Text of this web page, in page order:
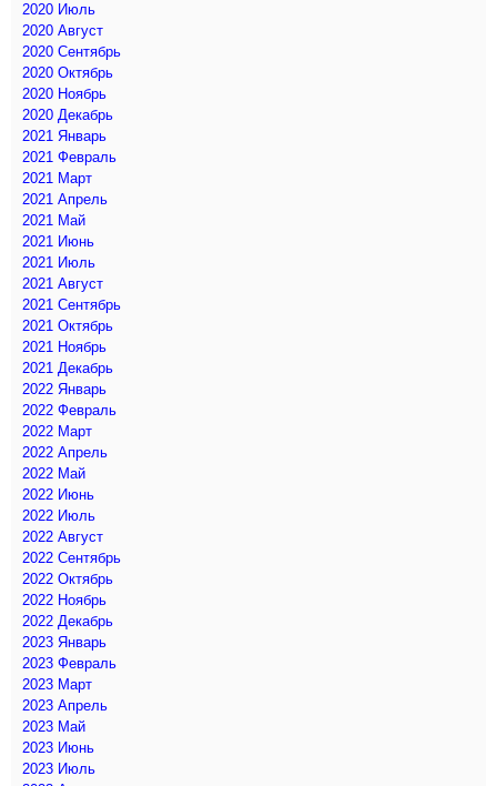
2020 Июль
2020 Август
2020 Сентябрь
2020 Октябрь
2020 Ноябрь
2020 Декабрь
2021 Январь
2021 Февраль
2021 Март
2021 Апрель
2021 Май
2021 Июнь
2021 Июль
2021 Август
2021 Сентябрь
2021 Октябрь
2021 Ноябрь
2021 Декабрь
2022 Январь
2022 Февраль
2022 Март
2022 Апрель
2022 Май
2022 Июнь
2022 Июль
2022 Август
2022 Сентябрь
2022 Октябрь
2022 Ноябрь
2022 Декабрь
2023 Январь
2023 Февраль
2023 Март
2023 Апрель
2023 Май
2023 Июнь
2023 Июль